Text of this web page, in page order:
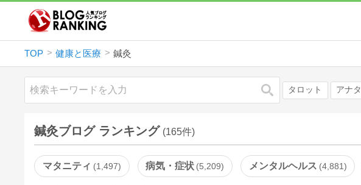
TOP 健康と医療 鍼灸
検索 タロット アナタ
鍼灸ブログ ランキング (165件)
マタニティ 1,497 病気・症状 5,209 メンタルヘルス 4,881